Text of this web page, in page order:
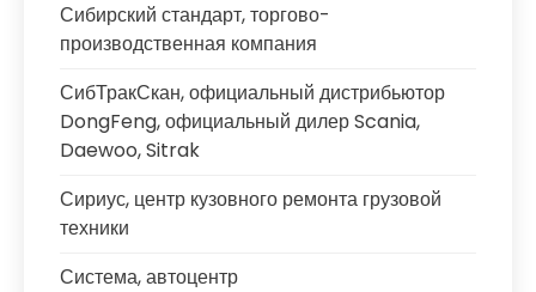
Сибирский стандарт, торгово-
производственная компания
СибТракСкан, официальный дистрибьютор
DongFeng, официальный дилер Scania,
Daewoo, Sitrak
Сириус, центр кузовного ремонта грузовой
техники
Система, автоцентр